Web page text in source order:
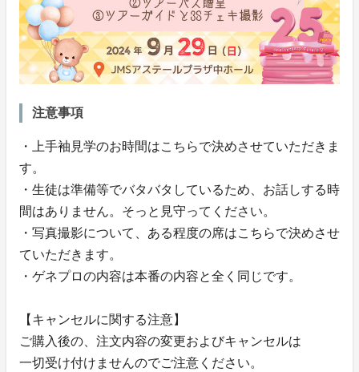
注意事項
・上手袖見学のお時間はこちらで決めさせていただきま
す。
・生徒は準備等でバタバタしているため、お話しする時
間はありません。そっと見守ってください。
・写真撮影について、ある程度の席はこちらで決めさせ
ていただきます。
・ゲネプロの内容は本番の内容と全く同じです。
【キャンセルに関する注意】
ご購入後の、注文内容の変更およびキャンセルは
一切受け付けませんのでご注意ください。